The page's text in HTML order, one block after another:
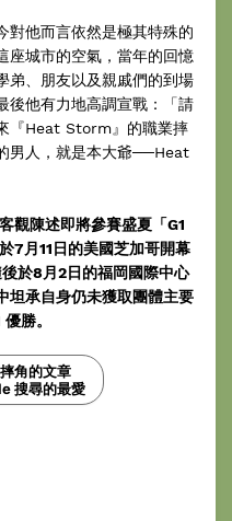
對他而言依然是極其特殊的
座城市的空氣，當年的回憶
弟、朋友以及親戚們的到場
後他有力地高調宣戰：「請
『Heat Storm』的職業摔
男人，就是本大爺──Heat
觀陳述即將參賽盛夏「G1
7月11日的美國芝加哥開幕
於8月2日的福岡國際中心
坦承自身仍未獲取團體主要
勝。
角的文章
搜尋的最愛